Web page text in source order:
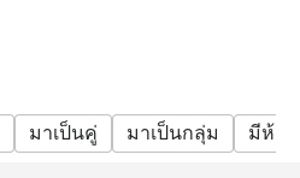
มาเป็นคู่ มาเป็นกลุ่ม มีห้อ